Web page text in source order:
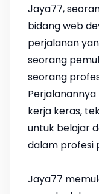
Jaya77,
bidang web
perjalanan
seorang
seorang
kerja keras,
untuk belajar
dalam profesi
Jaya77